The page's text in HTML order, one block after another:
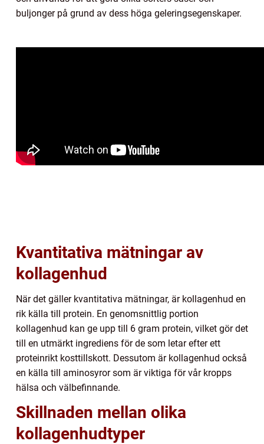
buljonger på grund av dess höga geleringsegenskaper.
Kvantitativa mätningar av
kollagenhud
När det gäller kvantitativa mätningar, är kollagenhud en
rik källa till protein. En genomsnittlig portion
kollagenhud kan ge upp till 6 gram protein, vilket gör det
till en utmärkt ingrediens för de som letar efter ett
proteinrikt kosttillskott. Dessutom är kollagenhud också
en källa till aminosyror som är viktiga för vår kropps
hälsa och välbefinnande.
Skillnaden mellan olika
kollagenhudtyper